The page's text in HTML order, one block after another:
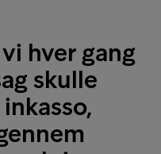
hver gang
skulle